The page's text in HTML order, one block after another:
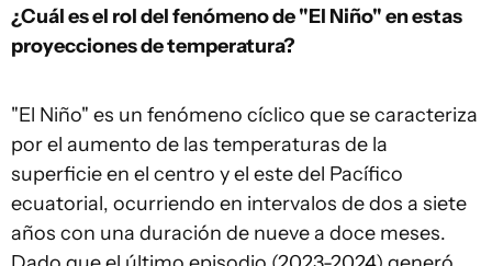
¿Cuál es el rol del fenómeno de "El Niño" en estas
proyecciones de temperatura?
"El Niño" es un fenómeno cíclico que se caracteriza
por el aumento de las temperaturas de la
superficie en el centro y el este del Pacífico
ecuatorial, ocurriendo en intervalos de dos a siete
años con una duración de nueve a doce meses.